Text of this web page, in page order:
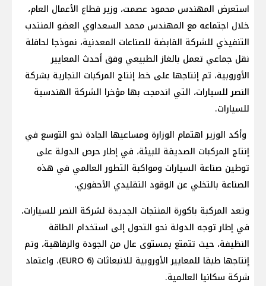
استعرض المهندس محمود عصمت، وزير قطاع الأعمال العام،
خلال اجتماعه مع المهندس محمد السعداوي العضو المنتدب
التنفيذي للشركة القابضة للصناعات المعدنية، نموذجا لحافلة
نقل جماعي تعمل بالغاز الطبيعي وفق أحدث المعايير
الأوروبية، تم إنتاجها على خط إنتاج المركبات التجارية بشركة
النصر للسيارات، التي اندمجت بها مؤخرا الشركة الهندسية
للسيارات.
وأكد الوزير اهتمام الوزارة ومساعيها الجادة نحو التوسع في
إنتاج المركبات الصديقة للبيئة، في إطار حرص الدولة على
توطين صناعة السيارات ومواكبة التطور العالمي في هذه
الصناعة بالتخلي عن الوقود التقليدي الأحفوري.
وتعد المركبة باكورة المنتجات الجديدة لشركة النصر للسيارات،
في إطار توجه الدولة نحو التحول إلى استخدام الطاقة
النظيفة، حيث تتمتع بمستوى عال من الجودة والرفاهية، وتم
إنتاجها طبقا للمعايير الأوروبية للانبعاثات (EURO 6)، واعتماد
شركة سكانيا العالمية.